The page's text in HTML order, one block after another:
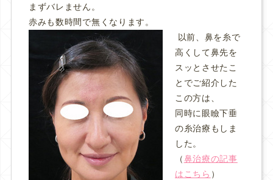
まずバレません。
赤みも数時間で無くなります。
以前、鼻を糸で
高くして鼻先を
スッとさせたこ
とでご紹介した
この方は、
同時に眼瞼下垂
の糸治療もしま
した。
（鼻治療の記事
はこちら ）